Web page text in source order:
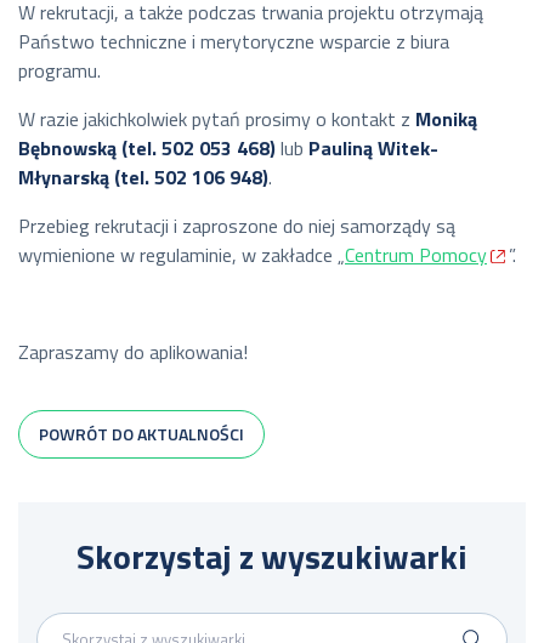
W rekrutacji, a także podczas trwania projektu otrzymają
Państwo techniczne i merytoryczne wsparcie z biura
programu.
W razie jakichkolwiek pytań prosimy o kontakt z Moniką
Bębnowską (tel. 502 053 468)lub Pauliną Witek-
Młynarską (tel. 502 106 948).
Przebieg rekrutacji i zaproszone do niej samorządy są
wymienione w regulaminie, w zakładce „Centrum Pomocy ”.
Zapraszamy do aplikowania!
POWRÓT DO AKTUALNOŚCI
Skorzystaj z wyszukiwarki